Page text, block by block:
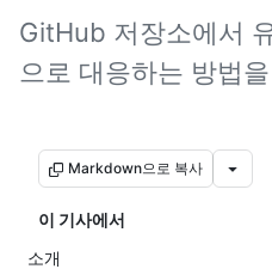
GitHub 저장소에서
으로 대응하는 방법
Markdown으로 복사
이 기사에서
소개